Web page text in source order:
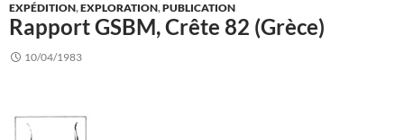
EXPÉDITION,EXPLORATION,PUBLICATION
Rapport GSBM, Crête 82 (Grèce)
10/04/1983